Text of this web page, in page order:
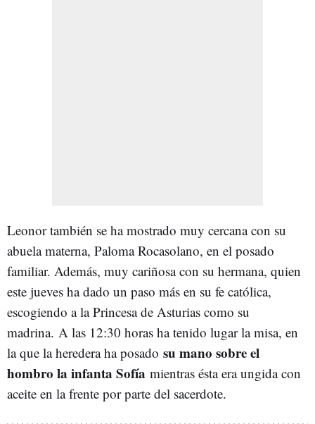
Leonor también se ha mostrado muy cercana con su
abuela materna, Paloma Rocasolano, en el posado
familiar. Además, muy cariñosa con su hermana, quien
este jueves ha dado un paso más en su fe católica,
escogiendo a la Princesa de Asturias como su
madrina. A las 12:30 horas ha tenido lugar la misa, en
la que la heredera ha posado su mano sobre el
hombro la infanta Sofía mientras ésta era ungida con
aceite en la frente por parte del sacerdote.